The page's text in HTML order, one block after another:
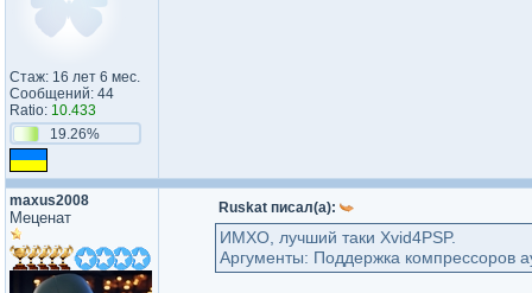
Стаж: 16 лет 6 мес.
Сообщений: 44
Ratio: 10.433
19.26%
maxus2008
Меценат
Ruskat писал(а):
ИМХО, лучший таки Xvid4PSP.
Аргументы: Поддержка компрессоров